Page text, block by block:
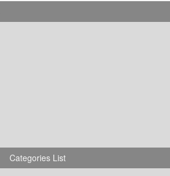
Categories List